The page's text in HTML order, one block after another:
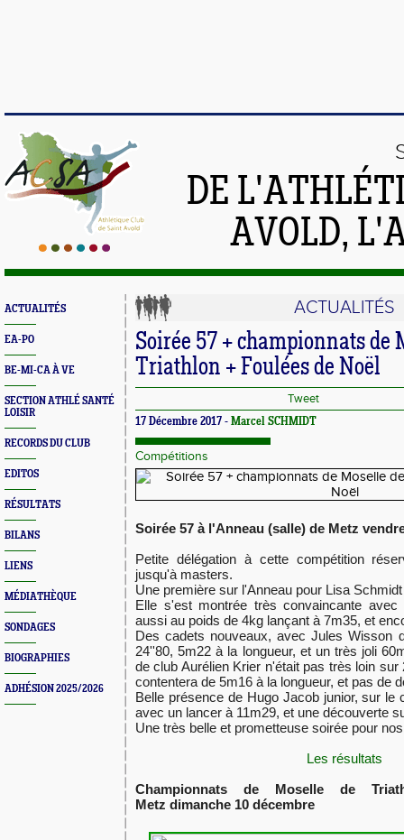
DE
AVOLD,
ACTUALITÉS
EA-PO
BE-MI-CA À VE
SECTION ATHLÉ SANTÉ
LOISIR
RECORDS DU CLUB
EDITOS
RÉSULTATS
BILANS
LIENS
MÉDIATHÈQUE
SONDAGES
BIOGRAPHIES
ADHÉSION 2025/2026
ACTUALITÉS
Soirée 57 + championnats de
Triathlon + Foulées de Noël
Tweet
17 Décembre 2017 - Marcel SCHMIDT
Compétitions
Soirée 57 à l'Anneau (salle) de Metz
​Petite délégation à cette compétition
jusqu'à masters.
​Une première sur l'Anneau pour Lisa
​Elle s'est montrée très convaincante
aussi au poids de 4kg ​lançant à 7m35, et
​Des cadets nouveaux, avec Jules Wisson
24''80, 5m22 à la longueur, et un très joli
de club Aurélien Krier n'était pas très loin
contentera de 5m16 à la longueur, et pas de
​Belle présence de Hugo Jacob junior, sur le
avec un lancer à 11m29, et une découverte
​Une très belle et prometteuse soirée pour
Les résultats
​Championnats de Moselle de
Metz dimanche 10 décembre